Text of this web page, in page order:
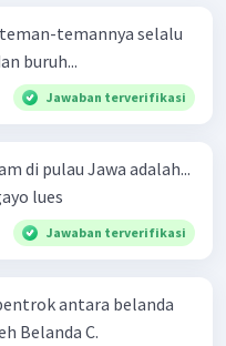
temannya selalu
buruh...
Jawaban terverifikasi
di pulau Jawa adalah...
c. suriansyah d. al-halal e. gayo lues
Jawaban terverifikasi
antara belanda
Belanda C.